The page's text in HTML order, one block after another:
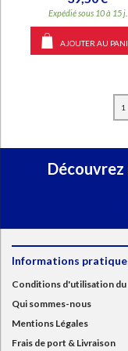
Expédié sous 10 à 15 j.
AJOUTER AU
1
Informations
Conditions d'utilisation
Qui sommes-nous
Mentions Légales
Frais de port & Livraison